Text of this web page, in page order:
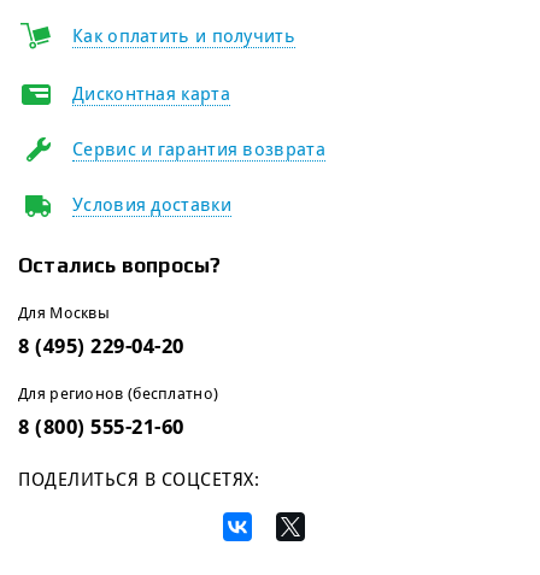
Как оплатить и получить
Дисконтная карта
Сервис и гарантия возврата
Условия доставки
Остались вопросы?
Для Москвы
8 (495) 229-04-20
Для регионов (бесплатно)
8 (800) 555-21-60
ПОДЕЛИТЬСЯ В СОЦСЕТЯХ: